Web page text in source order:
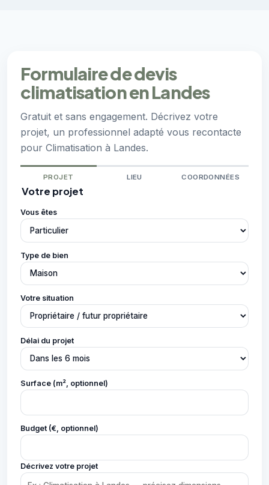
Formulaire de devis
climatisation en Landes
Gratuit et sans engagement. Décrivez votre
projet, un professionnel adapté vous recontacte
pour Climatisation à Landes.
PROJET LIEU COORDONNÉES
Votre projet
Vous êtes
Type de bien
Votre situation
Délai du projet
Surface (m², optionnel)
Budget (€, optionnel)
Décrivez votre projet